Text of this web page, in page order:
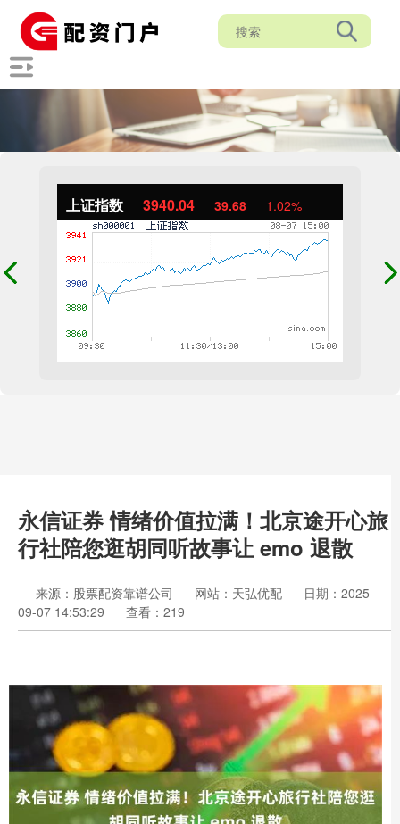
上证指数 3940.04 39.68 1.02%
永信证券 情绪价值拉满！北京途开心旅
行社陪您逛胡同听故事让 emo 退散
来源：股票配资靠谱公司 网站：天弘优配
日期：2025-
09-07 14:53:29
查看：219